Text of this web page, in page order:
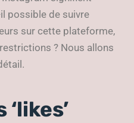
possible de suivre
sur cette plateforme,
? Nous allons